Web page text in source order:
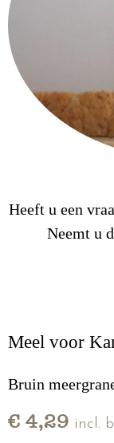
Heeft u een
Neemt u
Meel voor
Bruin
€ 4,29 incl.